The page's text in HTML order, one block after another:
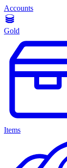
Accounts
Gold
Items